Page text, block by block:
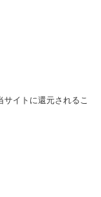
イトに還元されるこ